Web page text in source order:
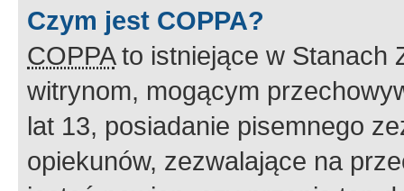
Czym jest COPPA?
COPPAto istniejące w Stanach
witrynom, mogącym
lat 13, posiadanie pisemnego
opiekunów, zezwalające na